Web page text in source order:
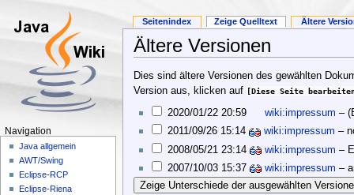
Ältere Versionen
Dies sind ältere Versionen des gewählten
Version aus, klicken auf [Diese Seite
2020/01/22 20:59 wiki:impressum –
2011/09/26 15:14
wiki:impressum –
2008/05/21 23:14
wiki:impressum –
2007/10/03 15:37
wiki:impressum –
Seitenindex Zeige Quelltext Ältere
Navigation
Java allgemein
AWT/Swing
Eclipse-RCP
Eclipse-Riena